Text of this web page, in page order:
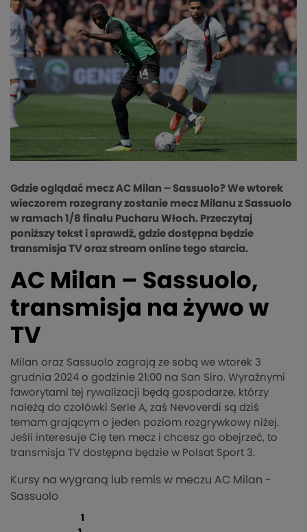
Gdzie oglądać mecz AC Milan – Sassuolo? We wtorek
wieczorem rozegrany zostanie mecz Milanu z Sassuolo
w ramach 1/8 finału Pucharu Włoch. Przeczytaj
poniższy tekst i sprawdź, gdzie dostępna będzie
transmisja TV oraz stream online tego starcia.
AC Milan – Sassuolo,
transmisja na żywo w
TV
Milan oraz Sassuolo zagrają ze sobą we wtorek 3
grudnia 2024 o godzinie 21:00 na San Siro. Wyraźnymi
faworytami tej rywalizacji będą gospodarze, którzy
należą do czołówki Serie A, zaś Nevoverdi są dziś
temam grającym o jeden poziom rozgrywkowy niżej.
Jeśli interesuje Cię ten mecz i chcesz go obejrzeć, to
transmisja TV dostępna będzie w Polsat Sport 3.
Kursy na wygraną lub remis w meczu AC Milan -
Sassuolo
1